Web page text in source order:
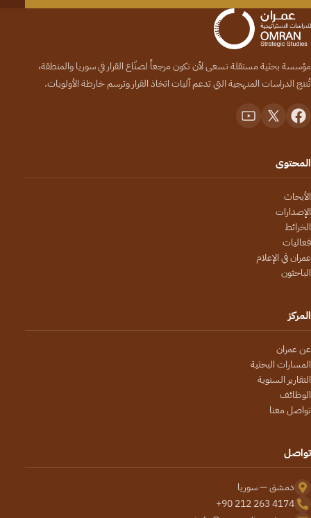
مؤسسة بحثية مستقلة تسعى لأن تكون مرجعاً لصنّاع القرار في سوريا والمنطقة،
تُنتج الدراسات المنهجية التي تدعم آليات اتخاذ القرار وترسم خارطة الأولويات.
المحتوى
الأبحاث
الإصدارات
الخرائط
فعاليات
عمران في الإعلام
الباحثون
المركز
عن عمران
المسارات البحثية
التقارير السنوية
الوظائف
تواصل معنا
تواصل
دمشق — سوريا
+90 212 263 4174